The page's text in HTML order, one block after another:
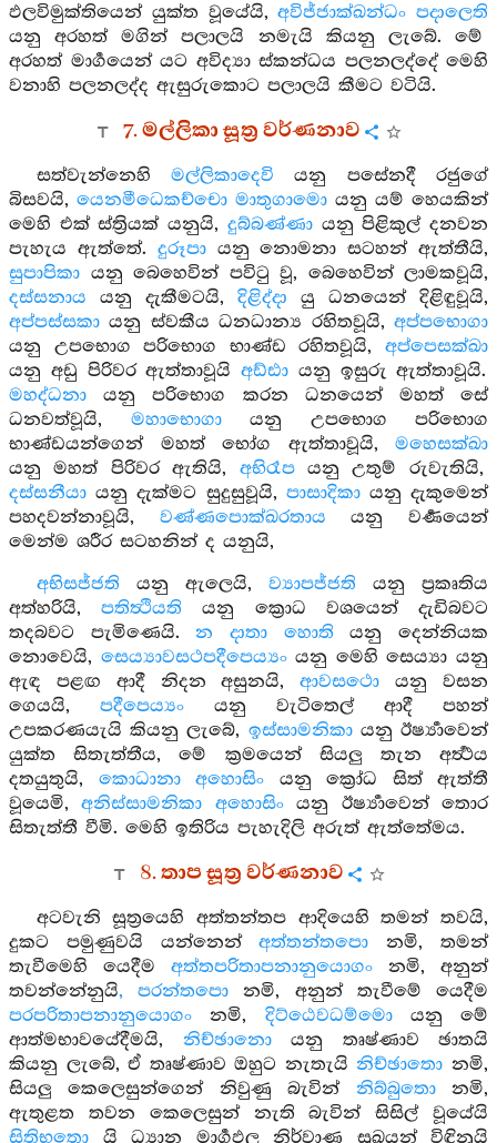
ඵලවිමුක්තියෙන් යුක්ත වූයේයි,අවිජ්ජාක්ඛන්ධං පදාලෙති
යනු අරහත් මගින් පලාලයි නමැයි කියනු ලැබේ. මේ
අරහත් මාර්‍ගයෙන් යට අවිද්‍යා ස්කන්ධය පලනලද්දේ මෙහි
වනාහි පලනලද්ද ඇසුරුකොට පලාලයි කීමට වටියි.
7. මල්ලිකා සූත්‍ර වර්ණනාව
සත්වැන්නෙහි මල්ලිකාදෙවි යනු පසේනදී රජුගේ
බිසවයි, යෙනමීධෙකච්චො මාතුගාමො යනු යම් හෙයකින්
මෙහි එක් ස්ත්‍රියක් යනුයි, දුබ්බණ්ණායනු පිළිකුල් දනවන
පැහැය ඇත්තේ. දුරූපායනු නොමනා සටහන් ඇත්තීයි,
සුපාපිකා යනු බෙහෙවින් පවිටු වූ, බෙහෙවින් ලාමකවූයි,
දස්සනාය යනු දැකීමටයි, දිළිද්දා යු ධනයෙන් දිළිඳුවූයි,
අප්පස්සකා යනු ස්වකීය ධනධාන්‍ය රහිතවූයි, අප්පභොගා
යනු උපභොග පරිභොග භාණ්ඩ රහිතවූයි, අප්පෙසක්ඛා
යනු අඩු පිරිවර ඇත්තාවූයි අඩ්ඪා යනු ඉසුරු ඇත්තාවූයි.
මහද්ධනා යනු පරිභොග කරන ධනයෙන් මහත් සේ
ධනවත්වූයි, මහාභොගා යනු උපභොග පරිභොග
භාණ්ඩයන්ගෙන් මහත් භෝග ඇත්තාවූයි, මහෙසක්ඛා
යනු මහත් පිරිවර ඇතියි, අභිරෑපයනු උතුම් රුවැතියි,
දස්සනීයා යනු දැක්මට සුදුසුවූයි, පාසාදිකායනු දැකුමෙන්
පහදවන්නාවූයි, වණ්ණපොක්ඛරතායයනු වර්‍ණයෙන්
මෙන්ම ශරීර සටහනින් ද යනුයි,
අභිසජ්ජති යනු ඇලෙයි, ව්‍යාපජ්ජති යනු ප්‍රකෘතිය
අත්හරියි,පතිත්‍ථියති යනු ක්‍රොධ වශයෙන් දැඩිබවට
තදබවට පැමිණෙයි.න දාතා හොති යනු දෙන්නියක
නොවෙයි, සෙය්‍යාවසථපදීපෙය්‍යංයනු මෙහි සෙය්‍යා යනු
ඇඳ පළඟ ආදී නිදන අසුනයි,ආවසථො යනු වසන
ගෙයයි, පදීපෙය්‍යං යනු වැටිතෙල් ආදී පහන්
උපකරණයැයි කියනු ලැබේ, ඉස්සාමනිකායනු ඊර්‍ෂ්‍යාවෙන්
යුක්ත සිතැත්තීය, මේ ක්‍රමයෙන් සියලු තැන අර්‍ත්‍ථය
දතයුතුයි, කොධානා අහොසිං යනු ක්‍රෝධ සිත් ඇත්තී
වූයෙමි,අනිස්සාමනිකා අහොසිංයනු ඊර්‍ෂ්‍යාවෙන් තොර
සිතැත්තී වීමි. මෙහි ඉතිරිය පැහැදිලි අරුත් ඇත්තේමය.
8. තාප සූත්‍ර වර්ණනාව
අටවැනි සූත්‍රයෙහි අත්තන්තප ආදියෙහි තමන් තවයි,
දුකට පමුණුවයි යන්නෙන්අත්තන්තපො නමි, තමන්
තැවීමෙහි යෙදීම අත්තපරිතාපනානුයොගං නමි, අනුන්
තවන්නේනුයි, පරන්තපො නමි, අනුන් තැවීමේ යෙදීම
පරපරිතාපනානුයොගං නමි, දිට්ඨෙවධම්මොයනු මේ
ආත්මභාවයේදීමයි, නිච්ඡානොයනු තෘෂ්ණාව ඡාතයි
කියනු ලැබේ, ඒ තෘෂ්ණාව ඔහුට නැතැයිනිච්ඡාතො නමි,
සියලු කෙලෙසුන්ගෙන් නිවුණු බැවින් නිබ්බුතොනමි,
ඇතුළත තවන කෙලෙසුන් නැති බැවින් සිසිල් වූයේයි
සිතිභූතො යි ධ්‍යාන මාර්‍ගඵල නිර්වාණ සුඛයන් විඳිනුයි